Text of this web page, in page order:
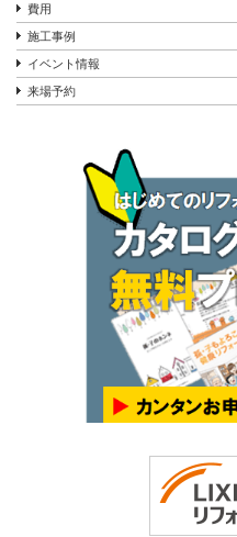
費用
施工事例
イベント情報
来場予約